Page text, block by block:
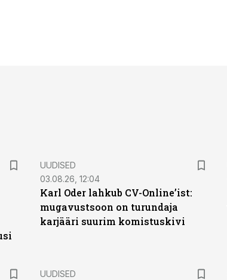
UUDISED
03.08.26, 12:04
Karl Oder lahkub CV-Online’ist:
mugavustsoon on turundaja
karjääri suurim komistuskivi
UUDISED